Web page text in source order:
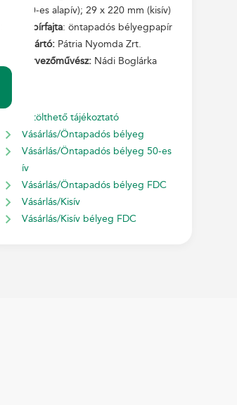
(50-es alapív); 29 x 220 mm (kisív)
Papírfajta: öntapadós bélyegpapír
Gyártó: Pátria Nyomda Zrt.
Tervezőművész: Nádi Boglárka
Letölthető tájékoztató
Vásárlás/Öntapadós bélyeg
Vásárlás/Öntapadós bélyeg 50-es
ív
Vásárlás/Öntapadós bélyeg FDC
Vásárlás/Kisív
Vásárlás/Kisív bélyeg FDC